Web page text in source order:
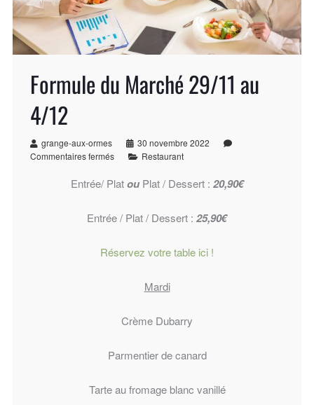
Formule du Marché 29/11 au
4/12
grange-aux-ormes
30 novembre 2022
Commentaires fermés
Restaurant
Entrée/ PlatouPlat / Dessert : 20,90€
Entrée / Plat / Dessert : 25,90€
Réservez votre table ici !
Mardi
Crème Dubarry
Parmentier de canard
Tarte au fromage blanc vanillé